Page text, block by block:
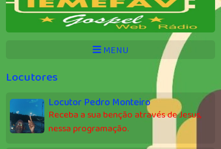
MENU
Locutores
Locutor Pedro Monteiro
Receba a sua benção através de Jesus,
nessa programação.